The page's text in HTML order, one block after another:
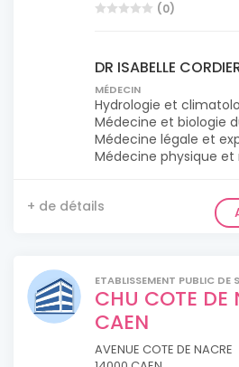
(0)
DR ISABELLE
MÉDECIN
Hydrologie et
Médecine et biologie
Médecine légale et
Médecine physique
+ de détails
ETABLISSEMENT PUBLIC DE
CHU COTE DE
CAEN
AVENUE COTE DE NACRE